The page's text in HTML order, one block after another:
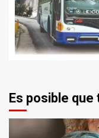
Es posible que